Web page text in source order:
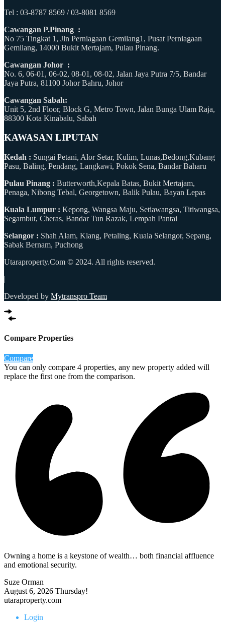
Tel : 03-8787 8569 / 03-8081 8569
Cawangan P.Pinang :
No 75 Tingkat 1, Jln Perniagaan Gemilang1, Pusat Perniagaan
Gemilang, 14000 Bukit Mertajam, Pulau Pinang.
Cawangan Johor :
No. 6, 06-01, 06-02, 08-01, 08-02, Jalan Jaya Putra 7/5, Bandar
Jaya Putra, 81100 Johor Bahru, Johor
Cawangan Sabah:
Unit 5, 2nd Floor, Block G, Metro Town, Jalan Bunga Ulam Raja,
88300 Kota Kinabalu, Sabah
KAWASAN LIPUTAN
Kedah : Sungai Petani, Alor Setar, Kulim, Lunas,Bedong,Kubang
Pasu, Baling, Pendang, Langkawi, Pokok Sena, Bandar Baharu
Pulau Pinang : Butterworth,Kepala Batas, Bukit Mertajam,
Penaga, Nibong Tebal, Georgetown, Balik Pulau, Bayan Lepas
Kuala Lumpur : Kepong, Wangsa Maju, Setiawangsa, Titiwangsa,
Segambut, Cheras, Bandar Tun Razak, Lempah Pantai
Selangor : Shah Alam, Klang, Petaling, Kuala Selangor, Sepang,
Sabak Bernam, Puchong
Utaraproperty.Com © 2024. All rights reserved.
|
Developed by Mytranspro Team
Compare Properties
Compare
You can only compare 4 properties, any new property added will
replace the first one from the comparison.
Owning a home is a keystone of wealth… both financial affluence
and emotional security.
Suze Orman
August 6, 2026 Thursday!
utaraproperty.com
Login